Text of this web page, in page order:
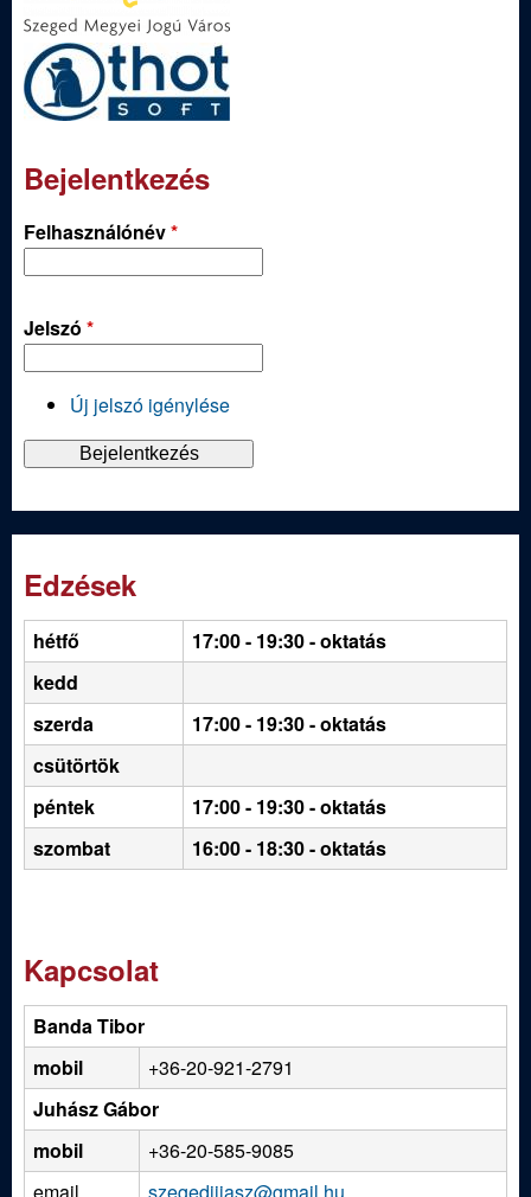
Bejelentkezés
Felhasználónév*
Jelszó *
Új jelszó igénylése
Edzések
hétfő 17:00 - 19:30- oktatás
kedd
szerda
17:00 - 19:30 - oktatás
csütörtök
péntek
17:00 - 19:30 - oktatás
szombat
16:00 - 18:30 - oktatás
Kapcsolat
Banda Tibor
mobil
+36-20-921-2791
Juhász Gábor
mobil
+36-20-585-9085